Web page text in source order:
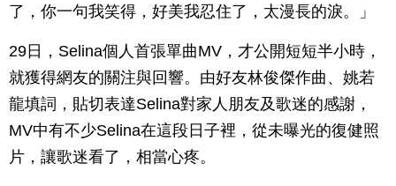
了，你一句我笑得，好美我忍住了，太漫長的淚。」
29日，Selina個人首張單曲MV，才公開短短半小時，
就獲得網友的關注與回響。由好友林俊傑作曲、姚若
龍填詞，貼切表達Selina對家人朋友及歌迷的感謝，
MV中有不少Selina在這段日子裡，從未曝光的復健照
片，讓歌迷看了，相當心疼。